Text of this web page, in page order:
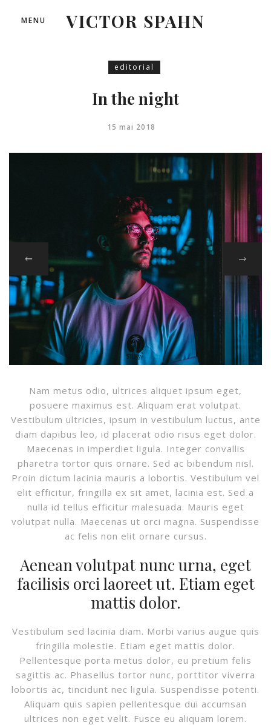
VICTOR SPAHN
MENU
editorial
In the night
15 mai 2018
Nam metus odio, ultrices aliquet ipsum eget,
posuere maximus est. Aliquam erat volutpat.
Vestibulum ultricies, ipsum in vestibulum luctus, ante
diam dapibus leo, id placerat odio risus eget dolor.
Maecenas in imperdiet ligula. Integer convallis
pharetra tortor quis ornare. Sed ac bibendum nisl.
Proin dictum lacinia mauris a lobortis. Vestibulum vel
elit efficitur, fringilla ex sit amet, lacinia est. Sed a
nulla id tellus efficitur malesuada. Mauris eget
volutpat nulla. Maecenas ut orci magna. Suspendisse
ac felis non elit ornare cursus.
Aenean volutpat nunc urna, eget
facilisis orci laoreet ut. Etiam eget
mattis dolor.
Vestibulum sed lacinia diam. Morbi varius augue quis
fringilla molestie. Etiam eget mattis dolor.
Pellentesque porta metus dolor, eu pretium felis
sagittis ac. Phasellus tortor nunc, porttitor viverra
lobortis ac, tincidunt nec ligula. Suspendisse potenti.
Aliquam quis sapien pellentesque dui accumsan
ultrices non eget velit. Fusce eu aliquam lorem.